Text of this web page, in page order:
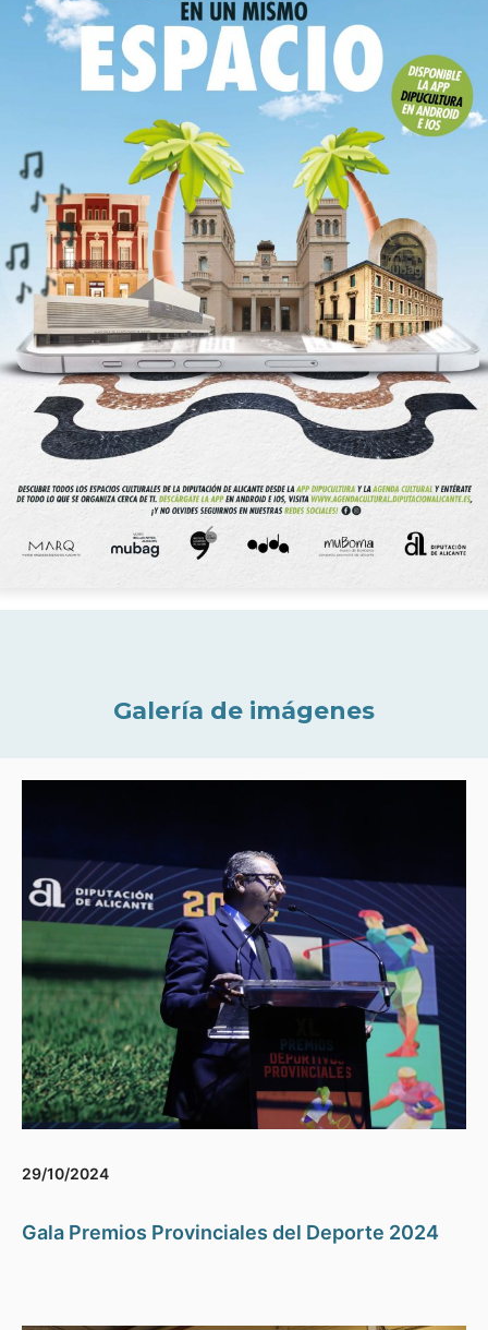
Galería de imágenes
29/10/2024
Gala Premios Provinciales del Deporte 2024